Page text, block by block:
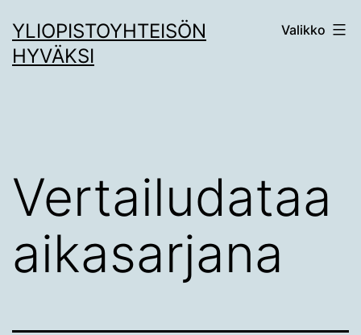
sisältöön
YLIOPISTOYHTEISÖN
HYVÄKSI
Valikko
Vertailudataa
aikasarjana